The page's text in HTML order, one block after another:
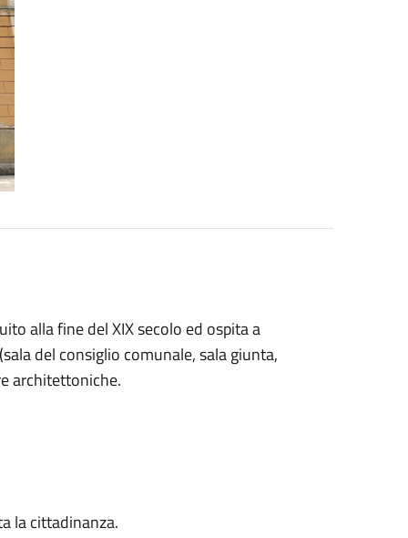
alla fine del XIX secolo ed ospita a
del consiglio comunale, sala giunta,
architettoniche.
la cittadinanza.